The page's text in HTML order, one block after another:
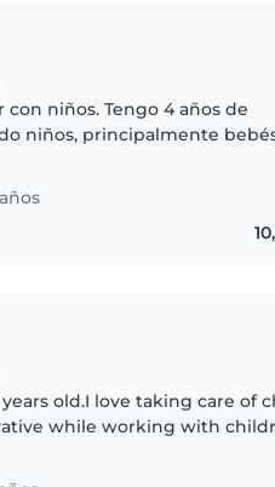
con niños. Tengo 4 años de
niños, principalmente
years old.I love taking care of
while working with